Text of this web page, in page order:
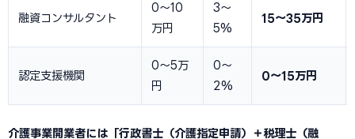
融資コンサルタント
0〜10
万円
3〜
5%
15〜35万円
認定支援機関
0〜5万
円
0〜
2%
0〜15万円
介護事業開業者には「行政書士（介護指定申請）＋税理士（融